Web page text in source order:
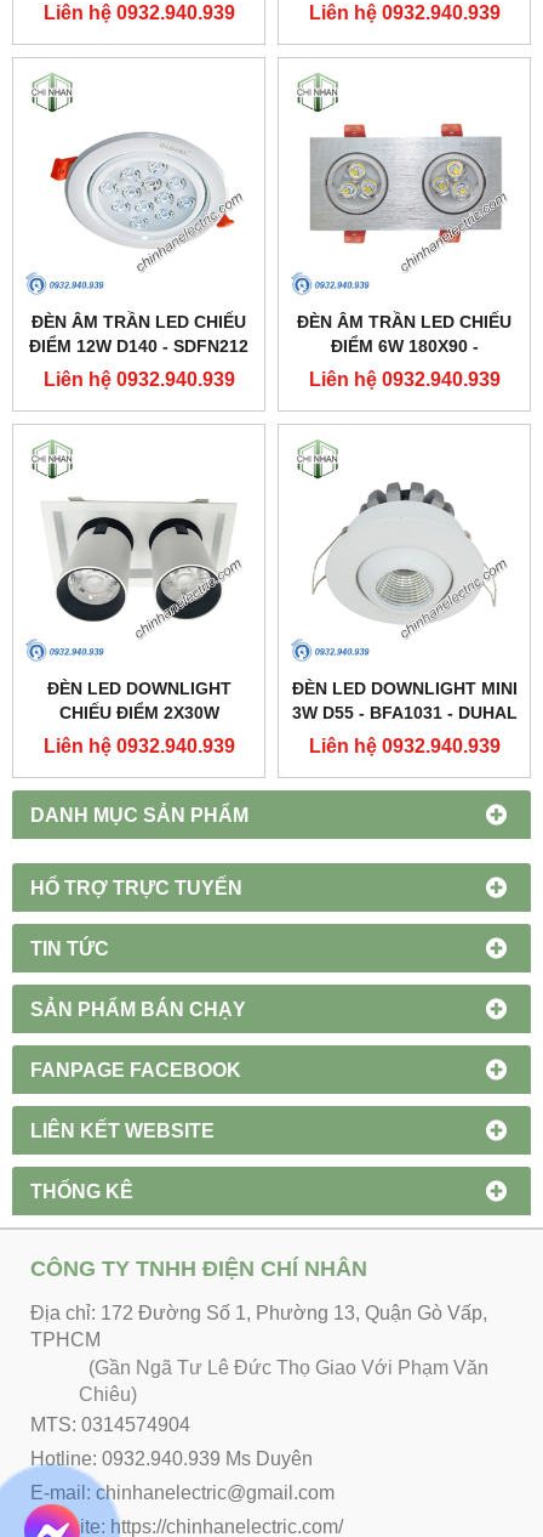
DANH MỤC SẢN PHẨM
HỔ TRỢ TRỰC TUYẾN
TIN TỨC
SẢN PHẨM BÁN CHẠY
FANPAGE FACEBOOK
LIÊN KẾT WEBSITE
THỐNG KÊ
Liên hệ 0932.940.939 Liên hệ 0932.940.939
ĐÈN ÂM TRẦN LED CHIẾU
ĐIỂM 12W D140 - SDFN212
- DUHAL
Liên hệ 0932.940.939
ĐÈN ÂM TRẦN LED CHIẾU
ĐIỂM 6W 180X90 -
SDFC202 - DUHAL
Liên hệ 0932.940.939
ĐÈN LED DOWNLIGHT
CHIẾU ĐIỂM 2X30W
250X137 - DFC2302 -
Liên hệ 0932.940.939
ĐÈN LED DOWNLIGHT MINI
3W D55 - BFA1031 - DUHAL
Liên hệ 0932.940.939
CÔNG TY TNHH ĐIỆN CHÍ NHÂN
Địa chỉ: 172 Đường Số 1, Phường 13, Quận Gò Vấp,
TPHCM
(Gần Ngã Tư Lê Đức Thọ Giao Với Phạm Văn
Chiêu)
MTS: 0314574904
Hotline: 0932.940.939 Ms Duyên
E-mail: chinhanelectric@gmail.com
Website: https://chinhanelectric.com/